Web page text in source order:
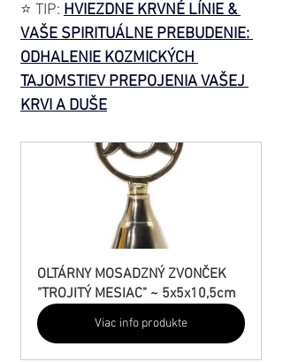
⭐️ TIP: HVIEZDNE KRVNÉ LÍNIE &
VAŠE SPIRITUÁLNE PREBUDENIE:
ODHALENIE KOZMICKÝCH
TAJOMSTIEV PREPOJENIA VAŠEJ
KRVI A DUŠE
OLTÁRNY MOSADZNÝ ZVONČEK
"TROJITÝ MESIAC" ~ 5x5x10,5cm
Viac info produkte